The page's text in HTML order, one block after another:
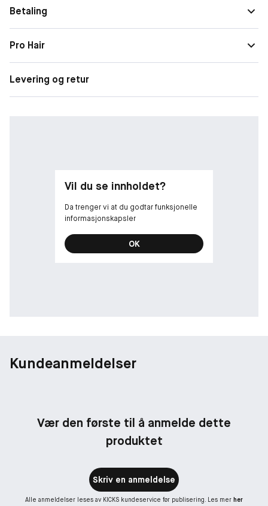
Betaling
Pro Hair
Levering og retur
Vil du se innholdet?
Da trenger vi at du godtar funksjonelle
informasjonskapsler
OK
Kundeanmeldelser
Vær den første til å anmelde dette
produktet
Skriv en anmeldelse
Alle anmeldelser leses av KICKS kundeservice før publisering. Les mer her